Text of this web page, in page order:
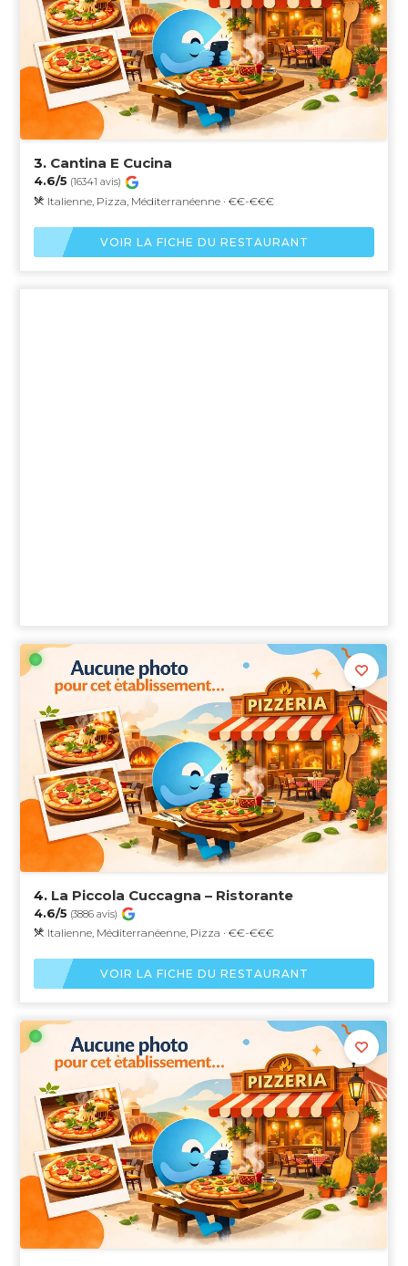
3. Cantina E Cucina
4.6/5 (16341 avis)
Italienne, Pizza, Méditerranéenne · €€-€€€
VOIR LA FICHE DU RESTAURANT
4. La Piccola Cuccagna – Ristorante
4.6/5 (3886 avis)
Italienne, Méditerranéenne, Pizza · €€-€€€
VOIR LA FICHE DU RESTAURANT